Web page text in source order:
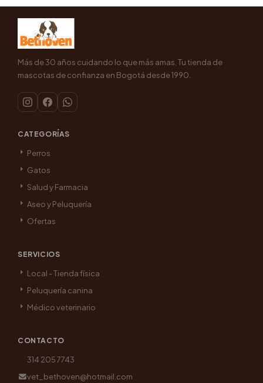
Más de 30 años cuidando lo que más amas. Tu tienda de
mascotas de confianza en Bogotá desde 1990.
CATEGORÍAS
Perros
Gatos
Salud y Farmacia
Aseo y Peluquería
Ofertas
SERVICIOS
Local - Tienda física
Peluquería canina
Médico veterinario
CONTACTO
314 205 7743
vet_bethoven@hotmail.com